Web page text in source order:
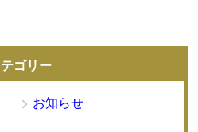
ゴリー
お知らせ